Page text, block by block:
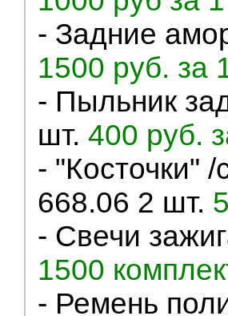
- Задние
1500 руб. за
- Пыльник
шт. 400 руб.
- "Косточки"
668.06 2 шт.
- Свечи
1500
- Ремень